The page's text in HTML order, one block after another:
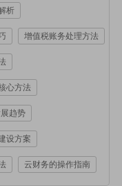
析
增值税账务处理方法
心方法
趋势
设方案
云财务的操作指南